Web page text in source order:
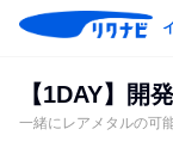
【1DAY】開
一緒にレアメタルの可